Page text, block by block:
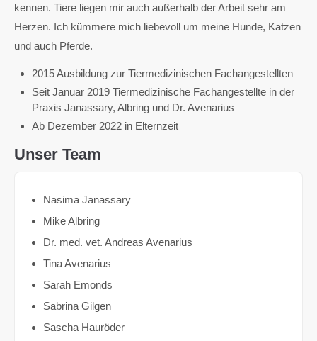
kennen. Tiere liegen mir auch außerhalb der Arbeit sehr am
Herzen. Ich kümmere mich liebevoll um meine Hunde, Katzen
und auch Pferde.
2015 Ausbildung zur Tiermedizinischen Fachangestellten
Seit Januar 2019 Tiermedizinische Fachangestellte in der
Praxis Janassary, Albring und Dr. Avenarius
Ab Dezember 2022 in Elternzeit
Unser Team
Nasima Janassary
Mike Albring
Dr. med. vet. Andreas Avenarius
Tina Avenarius
Sarah Emonds
Sabrina Gilgen
Sascha Hauröder